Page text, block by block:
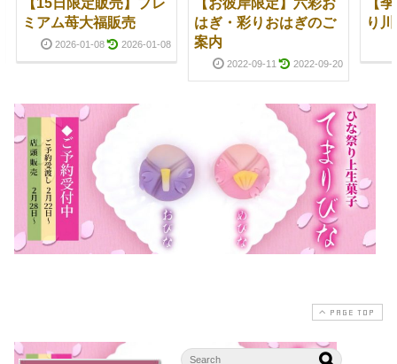
ミアム苺大福販売
2026-01-08 2026-01-08
はぎ・彩りおはぎのご
案内
2022-09-11 2022-09-20
り
PAGE TOP